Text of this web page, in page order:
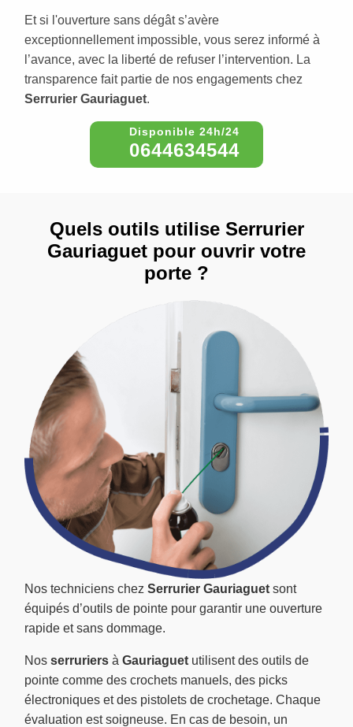
Et si l'ouverture sans dégât s’avère
exceptionnellement impossible, vous serez informé à
l’avance, avec la liberté de refuser l’intervention. La
transparence fait partie de nos engagements chez
Serrurier Gauriaguet.
0644634544
Nos techniciens chez Serrurier Gauriaguet sont
équipés d’outils de pointe pour garantir une ouverture
rapide et sans dommage.
Nos serruriers à Gauriaguet utilisent des outils de
pointe comme des crochets manuels, des picks
électroniques et des pistolets de crochetage. Chaque
évaluation est soigneuse. En cas de besoin, un
Quels outils utilise Serrurier
Gauriaguet pour ouvrir votre
porte ?